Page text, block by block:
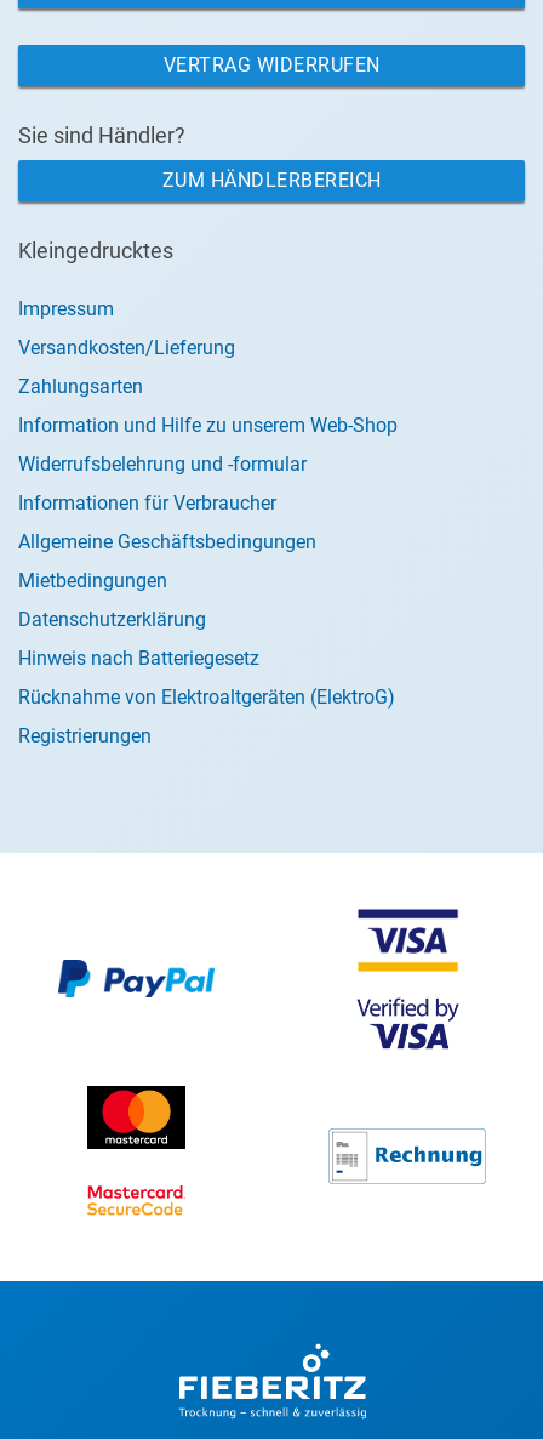
VERTRAG WIDERRUFEN
Sie sind Händler?
ZUM HÄNDLERBEREICH
Kleingedrucktes
Impressum
Versandkosten/Lieferung
Zahlungsarten
Information und Hilfe zu unserem Web-Shop
Widerrufsbelehrung und -formular
Informationen für Verbraucher
Allgemeine Geschäftsbedingungen
Mietbedingungen
Datenschutzerklärung
Hinweis nach Batteriegesetz
Rücknahme von Elektroaltgeräten (ElektroG)
Registrierungen